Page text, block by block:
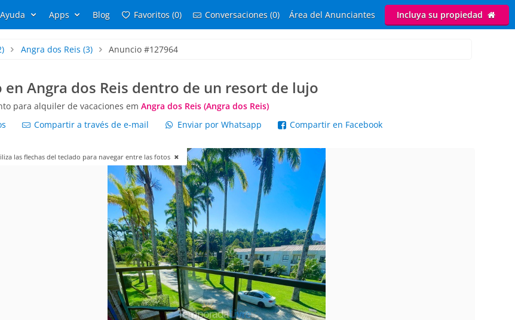
Ayuda Apps Blog Favoritos (0) Conversaciones (0) Área del Anunciantes Incluya su propiedad
Angra dos Reis (3) Anuncio #127964
Angra dos Reis dentro de un resort de lujo
para alquiler de vacaciones em Angra dos Reis (Angra dos Reis)
Compartir a través de e-mail Enviar por Whatsapp Compartir en Facebook
las flechas del teclado para navegar entre las fotos